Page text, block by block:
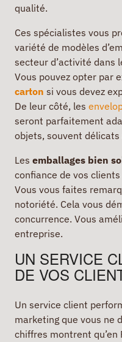
qualité.
Ces spécialistes vous
variété de modèles
secteur d’activité dans
Vous pouvez opter par
carton si vous devez
De leur côté, les
seront parfaitement
objets, souvent
Les emballages bien
confiance de vos
Vous vous faites
notoriété. Cela vous
concurrence. Vous
entreprise.
UN SERVICE
DE VOS
Un service client
marketing que vous ne
chiffres montrent